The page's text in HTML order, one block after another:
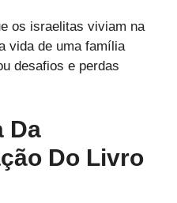
os israelitas viviam na
vida de uma família
desafios e perdas
Da
Do Livro